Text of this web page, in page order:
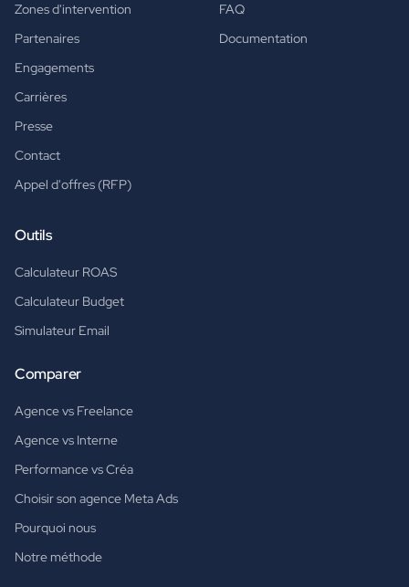
Zones d'intervention
Partenaires
Engagements
Carrières
Presse
Contact
Appel d'offres (RFP)
FAQ
Documentation
Outils
Calculateur ROAS
Calculateur Budget
Simulateur Email
Comparer
Agence vs Freelance
Agence vs Interne
Performance vs Créa
Choisir son agence Meta Ads
Pourquoi nous
Notre méthode